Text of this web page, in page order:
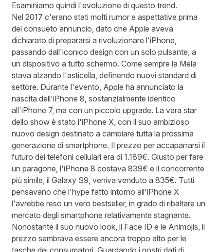
Esaminiamo quindi l'evoluzione di questo trend.
Nel 2017 c'erano stati molti rumor e aspettative prima
del consueto annuncio, dato che Apple aveva
dichiarato di prepararsi a rivoluzionare l'iPhone,
passando dall'iconico design con un solo pulsante, a
un dispositivo a tutto schermo. Come sempre la Mela
stava alzando l'asticella, definendo nuovi standard di
settore. Durante l'evento, Apple ha annunciato la
nascita dell'iPhone 8, sostanzialmente identico
all'iPhone 7, ma con un piccolo upgrade. La vera star
dello show è stato l'iPhone X, con il suo ambizioso
nuovo design destinato a cambiare tutta la prossima
generazione di smartphone. Il prezzo per accaparrarsi il
futuro dei telefoni cellulari era di 1.189€. Giusto per fare
un paragone, l'iPhone 8 costava 839€ e il concorrente
più simile, il Galaxy S9, veniva venduto a 835€. Tutti
pensavano che l'hype fatto intorno all'iPhone X
l'avrebbe reso un vero bestseller, in grado di ribaltare un
mercato degli smartphone relativamente stagnante.
Nonostante il suo nuovo look, il Face ID e le Animojis, il
prezzo sembrava essere ancora troppo alto per le
tasche dei consumatori. Guardando i nostri dati di